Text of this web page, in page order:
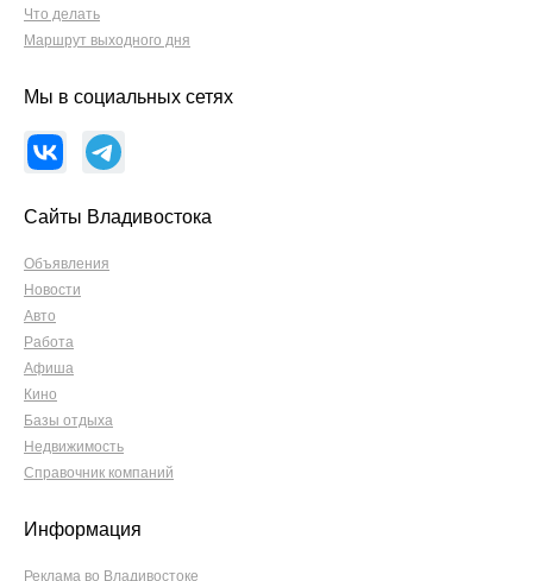
Что делать
Маршрут выходного дня
Мы в социальных сетях
Сайты Владивостока
Объявления
Новости
Авто
Работа
Афиша
Кино
Базы отдыха
Недвижимость
Справочник компаний
Информация
Реклама во Владивостоке